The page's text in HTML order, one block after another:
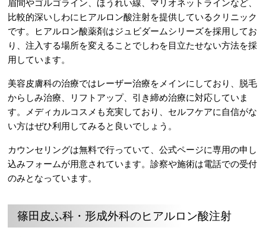
眉間やゴルゴライン、ほうれい線、マリオネットラインなど、
比較的深いしわにヒアルロン酸注射を提供しているクリニック
です。ヒアルロン酸薬剤はジュビダームシリーズを採用してお
り、注入する場所を変えることでしわを目立たせない方法を採
用しています。
美容皮膚科の治療ではレーザー治療をメインにしており、脱毛
からしみ治療、リフトアップ、引き締め治療に対応していま
す。メディカルコスメも充実しており、セルフケアに自信がな
い方はぜひ利用してみると良いでしょう。
カウンセリングは無料で行っていて、公式ページに専用の申し
込みフォームが用意されています。診察や施術は電話での受付
のみとなっています。
篠田皮ふ科・形成外科のヒアルロン酸注射